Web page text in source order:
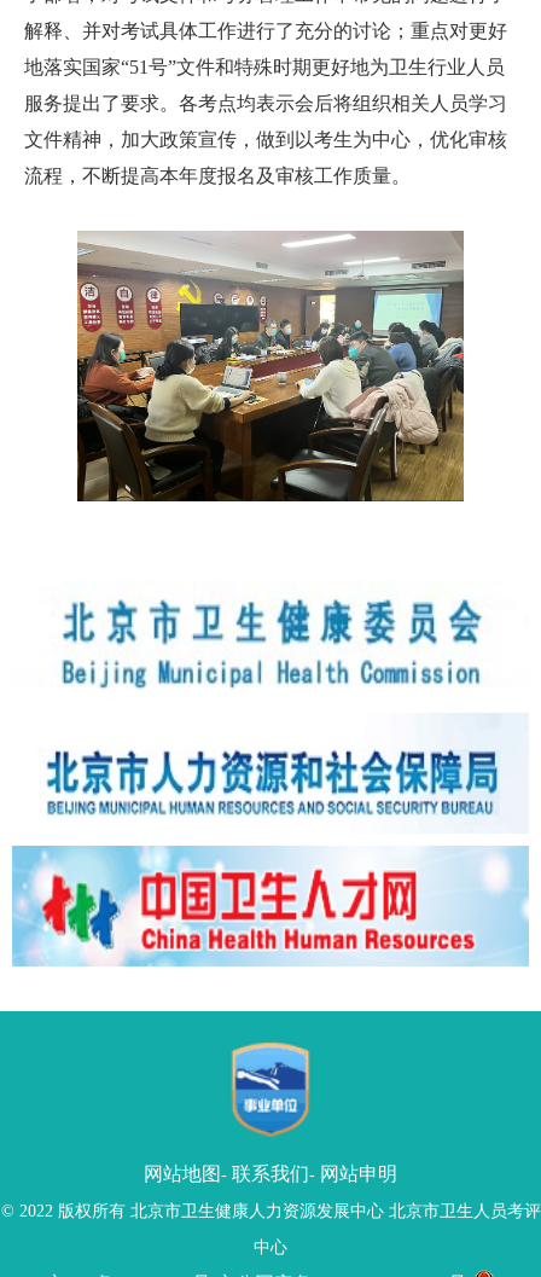
解释、并对考试具体工作进行了充分的讨论；重点对更好
地落实国家“51号”文件和特殊时期更好地为卫生行业人员
服务提出了要求。各考点均表示会后将组织相关人员学习
文件精神，加大政策宣传，做到以考生为中心，优化审核
流程，不断提高本年度报名及审核工作质量。
网站地图 - 联系我们- 网站申明
© 2022 版权所有 北京市卫生健康人力资源发展中心 北京市卫生人员考评
中心